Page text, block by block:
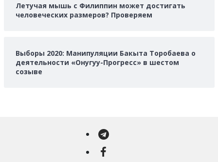
Летучая мышь с Филиппин может достигать
человеческих размеров? Проверяем
Выборы 2020: Манипуляции Бакыта Торобаева о
деятельности «Онугуу-Прогресс» в шестом
созыве
Telegram
Facebook